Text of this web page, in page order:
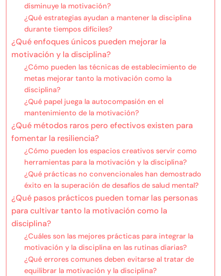
disminuye la motivación?
¿Qué estrategias ayudan a mantener la disciplina
durante tiempos difíciles?
¿Qué enfoques únicos pueden mejorar la
motivación y la disciplina?
¿Cómo pueden las técnicas de establecimiento de
metas mejorar tanto la motivación como la
disciplina?
¿Qué papel juega la autocompasión en el
mantenimiento de la motivación?
¿Qué métodos raros pero efectivos existen para
fomentar la resiliencia?
¿Cómo pueden los espacios creativos servir como
herramientas para la motivación y la disciplina?
¿Qué prácticas no convencionales han demostrado
éxito en la superación de desafíos de salud mental?
¿Qué pasos prácticos pueden tomar las personas
para cultivar tanto la motivación como la
disciplina?
¿Cuáles son las mejores prácticas para integrar la
motivación y la disciplina en las rutinas diarias?
¿Qué errores comunes deben evitarse al tratar de
equilibrar la motivación y la disciplina?